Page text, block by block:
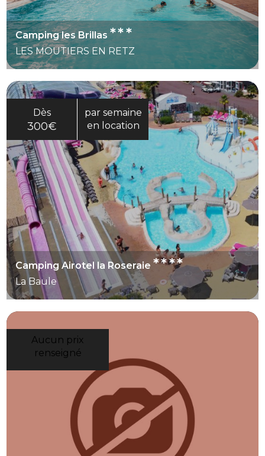
Camping les Brillas***
LES MOUTIERS EN RETZ
Dès
300€
par semaine
en location
Camping Airotel la Roseraie****
La Baule
Aucun prix
renseigné